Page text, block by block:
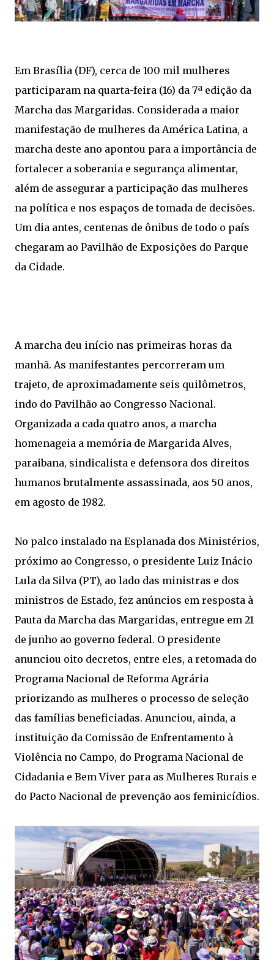
Em Brasília (DF), cerca de 100 mil mulheres
participaram na quarta-feira (16) da 7ª edição da
Marcha das Margaridas. Considerada a maior
manifestação de mulheres da América Latina, a
marcha deste ano apontou para a importância de
fortalecer a soberania e segurança alimentar,
além de assegurar a participação das mulheres
na política e nos espaços de tomada de decisões.
Um dia antes, centenas de ônibus de todo o país
chegaram ao Pavilhão de Exposições do Parque
da Cidade.
A marcha deu início nas primeiras horas da
manhã. As manifestantes percorreram um
trajeto, de aproximadamente seis quilômetros,
indo do Pavilhão ao Congresso Nacional.
Organizada a cada quatro anos, a marcha
homenageia a memória de Margarida Alves,
paraibana, sindicalista e defensora dos direitos
humanos brutalmente assassinada, aos 50 anos,
em agosto de 1982.
No palco instalado na Esplanada dos Ministérios,
próximo ao Congresso, o presidente Luiz Inácio
Lula da Silva (PT), ao lado das ministras e dos
ministros de Estado, fez anúncios em resposta à
Pauta da Marcha das Margaridas, entregue em 21
de junho ao governo federal. O presidente
anunciou oito decretos, entre eles, a retomada do
Programa Nacional de Reforma Agrária
priorizando as mulheres o processo de seleção
das famílias beneficiadas. Anunciou, ainda, a
instituição da Comissão de Enfrentamento à
Violência no Campo, do Programa Nacional de
Cidadania e Bem Viver para as Mulheres Rurais e
do Pacto Nacional de prevenção aos feminicídios.